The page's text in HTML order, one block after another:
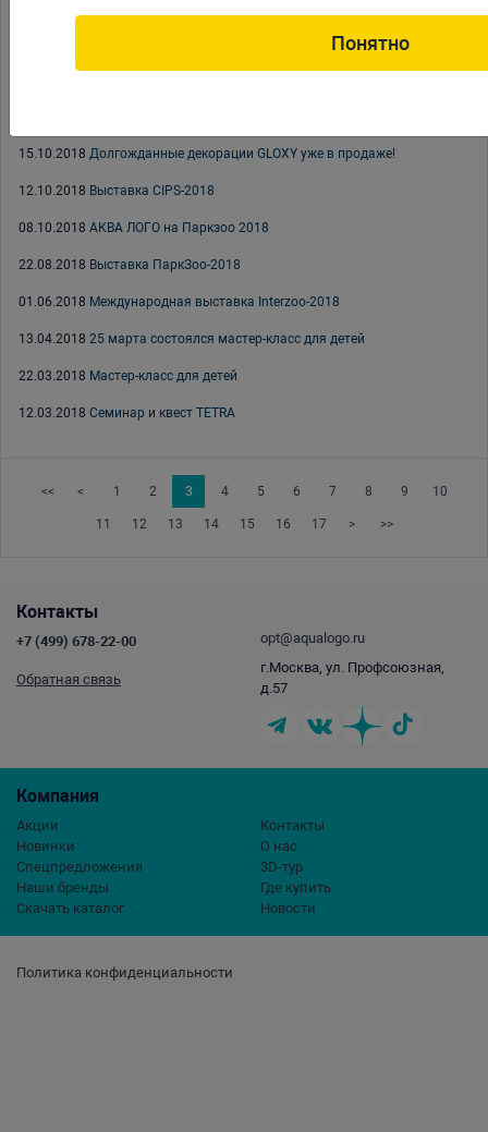
25.12.2018
15.10.2018 Долгожданные декорации GLOXY уже в продаже!
12.10.2018 Выставка CIPS-2018
08.10.2018 АКВА ЛОГО на Паркзоо 2018
22.08.2018 Выставка ПаркЗоо-2018
01.06.2018 Международная выставка Interzoo-2018
13.04.2018 25 марта состоялся мастер-класс для детей
22.03.2018 Мастер-класс для детей
12.03.2018 Семинар и квест TETRA
<< < 1 2 3 4 5 6 7 8 9 10
11 12 13 14 15 16 17 > >>
Политика конфиденциальности
Компания
Акции
Новинки
Спецпредложения
Наши бренды
Скачать каталог
Контакты
О нас
3D-тур
Где купить
Новости
Контакты
+7 (499) 678-22-00
Обратная связь
opt@aqualogo.ru
г.Москва, ул. Профсоюзная,
д.57
Понятно